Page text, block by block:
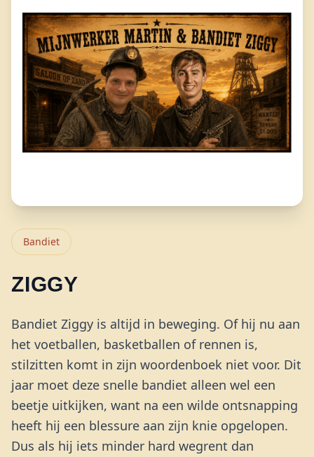
Bandiet
ZIGGY
Bandiet Ziggy is altijd in beweging. Of hij nu aan
het voetballen, basketballen of rennen is,
stilzitten komt in zijn woordenboek niet voor. Dit
jaar moet deze snelle bandiet alleen wel een
beetje uitkijken, want na een wilde ontsnapping
heeft hij een blessure aan zijn knie opgelopen.
Dus als hij iets minder hard wegrent dan